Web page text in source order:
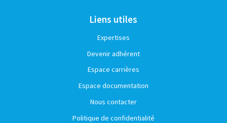
Liens utiles
Expertises
Devenir adhérent
Espace carrières
Espace documentation
Nous contacter
Politique de confidentialité